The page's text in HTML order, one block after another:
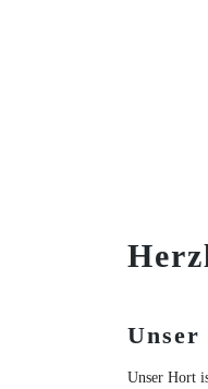
Unser Hort